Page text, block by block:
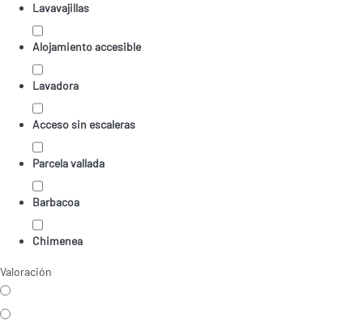
Lavavajillas
Alojamiento accesible
Lavadora
Acceso sin escaleras
Parcela vallada
Barbacoa
Chimenea
Valoración